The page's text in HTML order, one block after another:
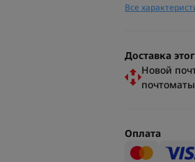
Все
Доставка
Новой
почтоматы
Оплата